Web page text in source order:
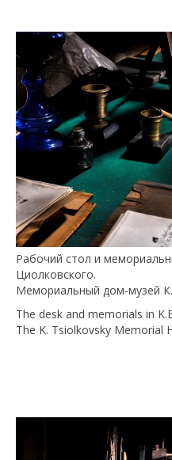
Рабочий стол и
Циолковского.
Мемориальный дом-музей
The desk and memorials in
The K. Tsiolkovsky Memorial